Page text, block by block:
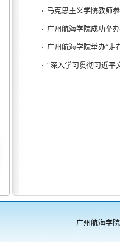
· 马克思主义学院教师
· 广州航海学院成功举
· 广州航海学院举办“走
· “深入学习贯彻习近平
广州航海学